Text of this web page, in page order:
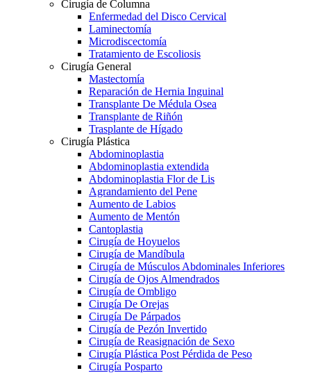
Cirugía de Columna
Enfermedad del Disco Cervical
Laminectomía
Microdiscectomía
Tratamiento de Escoliosis
Cirugía General
Mastectomía
Reparación de Hernia Inguinal
Transplante De Médula Osea
Transplante de Riñón
Trasplante de Hígado
Cirugía Plástica
Abdominoplastia
Abdominoplastia extendida
Abdominoplastia Flor de Lis
Agrandamiento del Pene
Aumento de Labios
Aumento de Mentón
Cantoplastia
Cirugía de Hoyuelos
Cirugía de Mandíbula
Cirugía de Músculos Abdominales Inferiores
Cirugía de Ojos Almendrados
Cirugía de Ombligo
Cirugía De Orejas
Cirugía De Párpados
Cirugía de Pezón Invertido
Cirugía de Reasignación de Sexo
Cirugía Plástica Post Pérdida de Peso
Cirugía Posparto